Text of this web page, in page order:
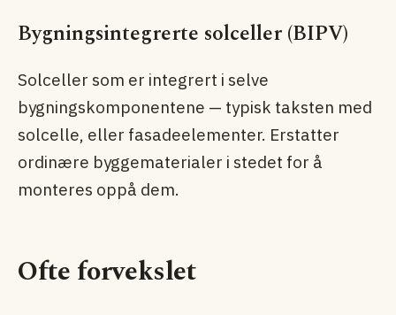
Bygningsintegrerte solceller (BIPV)
Solceller som er integrert i selve
bygningskomponentene — typisk taksten med
solcelle, eller fasade­elementer. Erstatter
ordinære byggematerialer i stedet for å
monteres oppå dem.
Ofte forvekslet